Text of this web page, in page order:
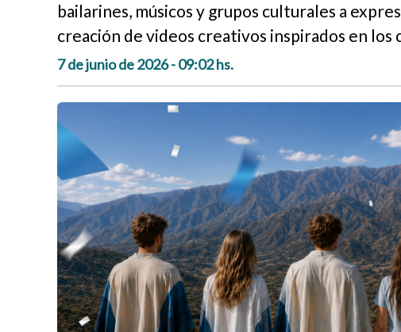
bailarines, músicos y grupos culturales a
creación de videos creativos inspirados en los
7 de junio de 2026 - 09:02 hs.